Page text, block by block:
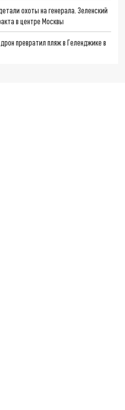
охоты на генерала. Зеленский
в центре Москвы
превратил пляж в Геленджике в